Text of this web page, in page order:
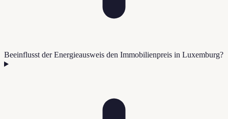
Beeinflusst der Energieausweis den Immobilienpreis in Luxemburg?